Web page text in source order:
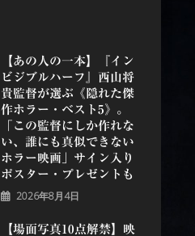
【あの人の一本】『イン
ビジブルハーフ』⻄⼭将
貴監督が選ぶ《隠れた傑
作ホラー・ベスト5》。
「この監督にしか作れな
い、誰にも真似できない
ホラー映画」サイン入り
ポスター・プレゼントも
2026年8月4日
【場面写真10点解禁】映